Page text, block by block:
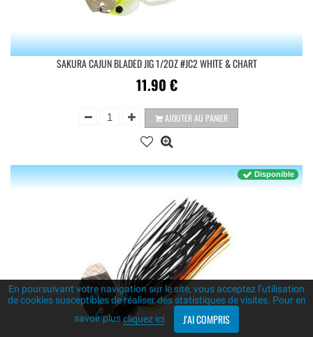
SAKURA CAJUN BLADED JIG 1/2OZ #JC2 WHITE & CHART
11.90 €
AJOUTER AU PANIER
Disponible
En poursuivant votre navigation sur le site, vous acceptez l’utilisation
de cookies susceptibles de réaliser des statistiques de visites. Pour en
savoir pluscliquez ici J'AI COMPRIS